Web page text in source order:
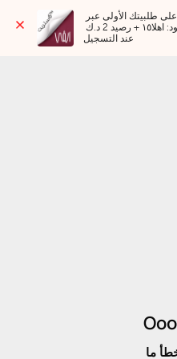
عند التسجيل